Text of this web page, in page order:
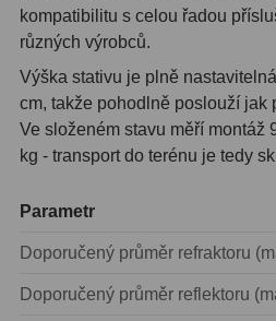
Red Dot hledáčky6
Sluneční hledáčky3
Úchyty a držáky hledáčků
Příslušenství54
Redukce 1,25" a 2"
Svítilny5
Čištění
kompatibilitu s celou řadou
různých výrobců.
Výška stativu je plně
cm, takže pohodlně poslouží jak
Ve složeném stavu měří montáž
kg - transport do terénu je tedy
Parametr
Doporučený průměr refraktoru
Doporučený průměr reflektoru